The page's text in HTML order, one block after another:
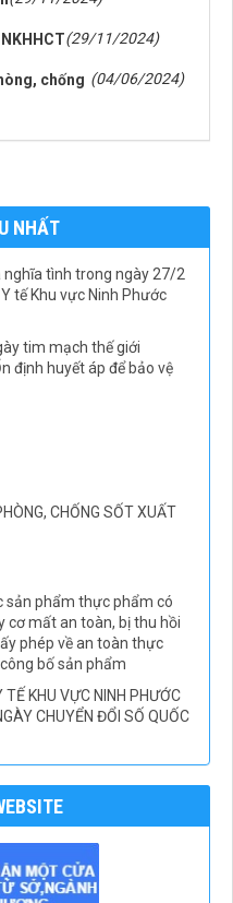
(29/11/2024)
chống (04/06/2024)
NHẤT
nghĩa tình trong ngày 27/2
tế Khu vực Ninh Phước
tim mạch thế giới
định huyết áp để bảo vệ
CHỐNG SỐT XUẤT
sản phẩm thực phẩm có
cơ mất an toàn, bị thu hồi
phép về an toàn thực
bố sản phẩm
KHU VỰC NINH PHƯỚC
CHUYỂN ĐỔI SỐ QUỐC